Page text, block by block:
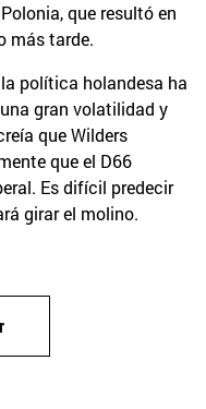
que resultó en
más tarde.
política holandesa ha
gran volatilidad y
que Wilders
que el D66
Es difícil predecir
girar el molino.